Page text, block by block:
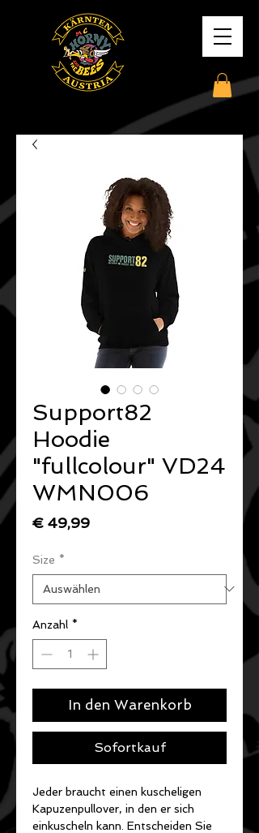
Support82
Hoodie
"fullcolour" VD24
WMN006
€ 49,99Preis
Size *
Anzahl *
In den Warenkorb
Sofortkauf
Jeder braucht einen kuscheligen
Kapuzenpullover, in den er sich
einkuscheln kann. Entscheiden Sie